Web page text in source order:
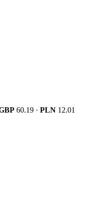
60.19 · PLN 12.01